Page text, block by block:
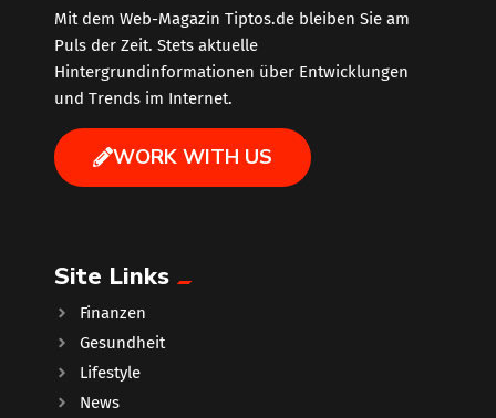
Mit dem Web-Magazin Tiptos.de bleiben Sie am
Puls der Zeit. Stets aktuelle
Hintergrundinformationen über Entwicklungen
und Trends im Internet.
WORK WITH US
Site Links
Finanzen
Gesundheit
Lifestyle
News